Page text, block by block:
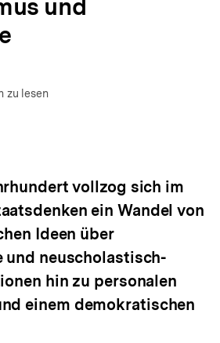
und
Autor)
zu lesen
vollzog sich im
ein Wandel von
Ideen über
neuscholastisch-
hin zu personalen
einem demokratischen